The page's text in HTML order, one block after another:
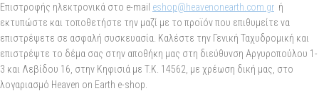
Επιστροφής ηλεκτρονικά στο e-mail eshop@heavenonearth.com.gr ή
εκτυπώστε και τοποθετήστε την μαζί με το προϊόν που επιθυμείτε να
επιστρέψετε σε ασφαλή συσκευασία. Καλέστε την Γενική Ταχυδρομική και
επιστρέψτε το δέμα σας στην αποθήκη μας στη διεύθυνση Αργυροπούλου 1-
3 και Λεβίδου 16, στην Κηφισιά με T.K. 14562, με χρέωση δική μας, στο
λογαριασμό Heaven on Earth e-shop.